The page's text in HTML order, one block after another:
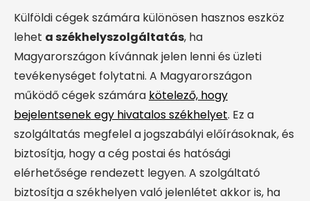
Külföldi cégek számára különösen hasznos eszköz
lehet a székhelyszolgáltatás, ha
Magyarországon kívánnak jelen lenni és üzleti
tevékenységet folytatni. A Magyarországon
működő cégek számára kötelező, hogy
bejelentsenek egy hivatalos székhelyet. Ez a
szolgáltatás megfelel a jogszabályi előírásoknak, és
biztosítja, hogy a cég postai és hatósági
elérhetősége rendezett legyen. A szolgáltató
biztosítja a székhelyen való jelenlétet akkor is, ha